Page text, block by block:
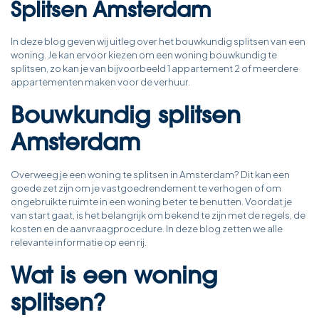
Splitsen Amsterdam
In deze blog geven wij uitleg over het bouwkundig splitsen van een
woning. Je kan ervoor kiezen om een woning bouwkundig te
splitsen, zo kan je van bijvoorbeeld 1 appartement 2 of meerdere
appartementen maken voor de verhuur.
Bouwkundig splitsen
Amsterdam
Overweeg je een woning te splitsen in Amsterdam? Dit kan een
goede zet zijn om je vastgoedrendement te verhogen of om
ongebruikte ruimte in een woning beter te benutten. Voordat je
van start gaat, is het belangrijk om bekend te zijn met de regels, de
kosten en de aanvraagprocedure. In deze blog zetten we alle
relevante informatie op een rij.
Wat is een woning
splitsen?